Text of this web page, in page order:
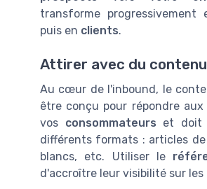
transforme progressivement
puis en clients.
Attirer avec du
Au cœur de l'inbound, le
être conçu pour répondre
vos consommateurs et doit
différents formats : articles
blancs, etc. Utiliser le
d'accroître leur visibilité sur